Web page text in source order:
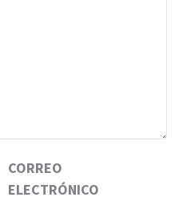
CORREO
ELECTRÓNICO